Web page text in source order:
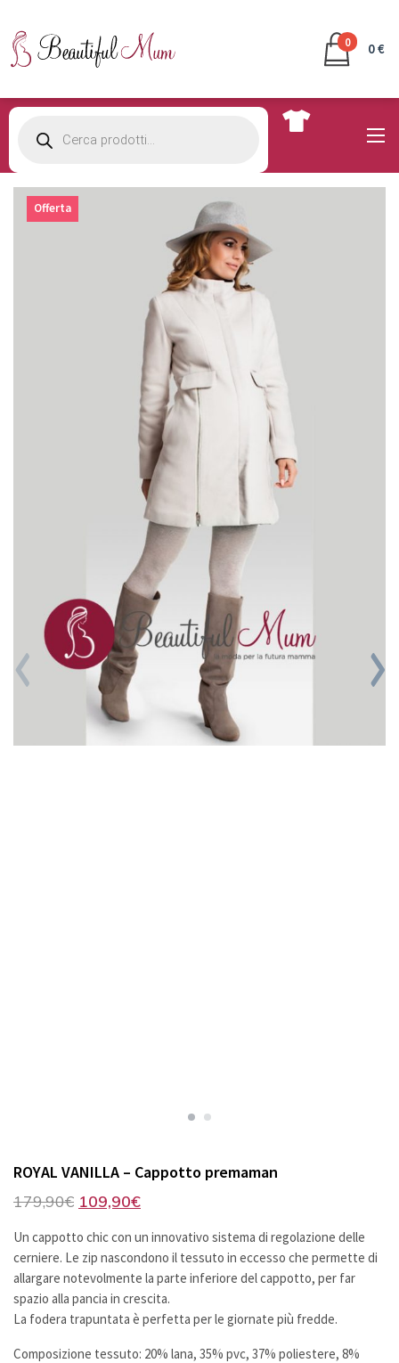
0 0 €
search
Offerta
ROYAL VANILLA – Cappotto premaman
179,90€ Il
originale
era:
179,90€.
109,90€Il
attuale
è:
109,90€.
Un cappotto chic con un innovativo sistema di regolazione delle
cerniere. Le zip nascondono il tessuto in eccesso che permette di
allargare notevolmente la parte inferiore del cappotto, per far
spazio alla pancia in crescita.
La fodera trapuntata è perfetta per le giornate più fredde.
Composizione tessuto: 20% lana, 35% pvc, 37% poliestere, 8%